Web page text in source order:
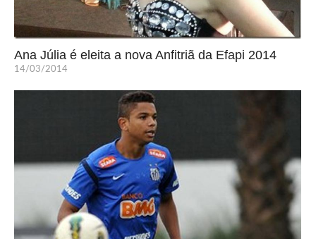
Ana Júlia é eleita a nova Anfitriã da Efapi 2014
14/03/2014